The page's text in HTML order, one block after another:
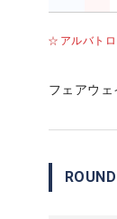
アルバト
フェアウ
ROUND